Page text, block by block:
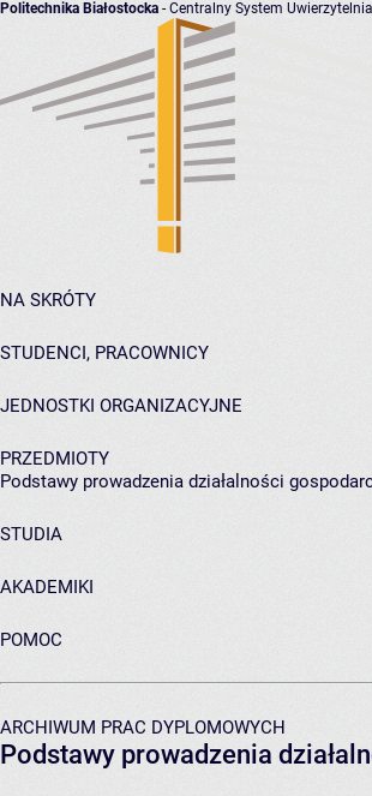
Politechnika Białostocka - Centralny System
NA SKRÓTY
STUDENCI, PRACOWNICY
JEDNOSTKI ORGANIZACYJNE
PRZEDMIOTY
Podstawy prowadzenia działalności
STUDIA
AKADEMIKI
POMOC
ARCHIWUM PRAC DYPLOMOWYCH
Podstawy prowadzenia